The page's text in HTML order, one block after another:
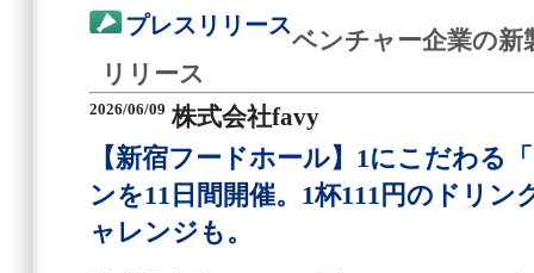
プレスリリース
ベンチャー企業の新
リリース
2026/06/09 株式会社favy
【新宿フードホール】1にこだわる
ンを11日間開催。1杯111円のドリン
ャレンジも。